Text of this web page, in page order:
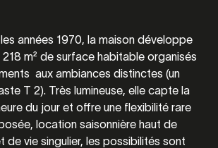
années 1970, la maison développe
m² de surface habitable organisés
aux ambiances distinctes (un
T 2). Très lumineuse, elle capte la
du jour et offre une flexibilité rare
location saisonnière haut de
de vie singulier, les possibilités sont